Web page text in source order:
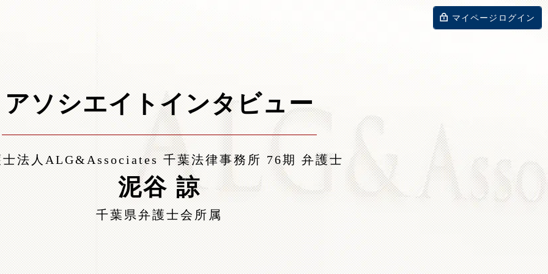
マイページログイン
士法人ALG&Associates 千葉法律事務所 76期 弁護士
泥谷 諒
千葉県弁護士会所属